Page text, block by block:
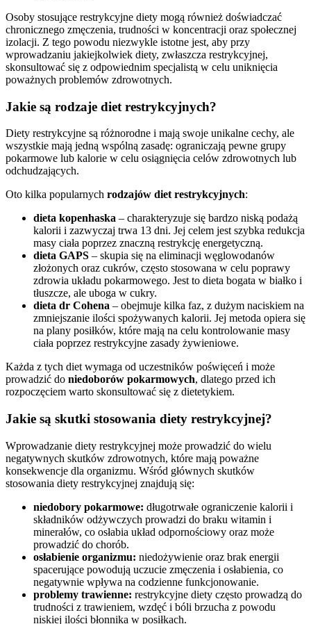
Osoby stosujące restrykcyjne diety mogą również doświadczać
chronicznego zmęczenia, trudności w koncentracji oraz społecznej
izolacji. Z tego powodu niezwykle istotne jest, aby przy
wprowadzaniu jakiejkolwiek diety, zwłaszcza restrykcyjnej,
skonsultować się z odpowiednim specjalistą w celu uniknięcia
poważnych problemów zdrowotnych.
Jakie są rodzaje diet restrykcyjnych?
Diety restrykcyjne są różnorodne i mają swoje unikalne cechy, ale
wszystkie mają jedną wspólną zasadę: ograniczają pewne grupy
pokarmowe lub kalorie w celu osiągnięcia celów zdrowotnych lub
odchudzających.
Oto kilka popularnych rodzajów diet restrykcyjnych:
dieta kopenhaska – charakteryzuje się bardzo niską podażą
kalorii i zazwyczaj trwa 13 dni. Jej celem jest szybka redukcja
masy ciała poprzez znaczną restrykcję energetyczną.
dieta GAPS – skupia się na eliminacji węglowodanów
złożonych oraz cukrów, często stosowana w celu poprawy
zdrowia układu pokarmowego. Jest to dieta bogata w białko i
tłuszcze, ale uboga w cukry.
dieta dr Cohena – obejmuje kilka faz, z dużym naciskiem na
zmniejszanie ilości spożywanych kalorii. Jej metoda opiera się
na plany posiłków, które mają na celu kontrolowanie masy
ciała poprzez restrykcyjne zasady żywieniowe.
Każda z tych diet wymaga od uczestników poświęceń i może
prowadzić do niedoborów pokarmowych, dlatego przed ich
rozpoczęciem warto skonsultować się z dietetykiem.
Jakie są skutki stosowania diety restrykcyjnej?
Wprowadzanie diety restrykcyjnej może prowadzić do wielu
negatywnych skutków zdrowotnych, które mają poważne
konsekwencje dla organizmu. Wśród głównych skutków
stosowania diety restrykcyjnej znajdują się:
niedobory pokarmowe: długotrwałe ograniczenie kalorii i
składników odżywczych prowadzi do braku witamin i
minerałów, co osłabia układ odpornościowy oraz może
prowadzić do chorób.
osłabienie organizmu: niedożywienie oraz brak energii
spacerujące powodują uczucie zmęczenia i osłabienia, co
negatywnie wpływa na codzienne funkcjonowanie.
problemy trawienne: restrykcyjne diety często prowadzą do
trudności z trawieniem, wzdęć i bóli brzucha z powodu
niskiej ilości błonnika w posiłkach.